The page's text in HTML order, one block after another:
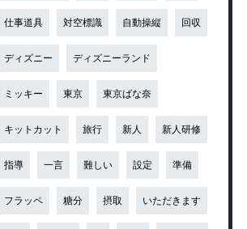
仕事道具 対空標識 自動操縦 回収
ディズニー ディズニーランド
ミッキー 東京 東京ばな奈
キットカット 旅行 新人 新人研修
指導 一言 難しい 設定 準備
フラッペ 糖分 摂取 いただきます